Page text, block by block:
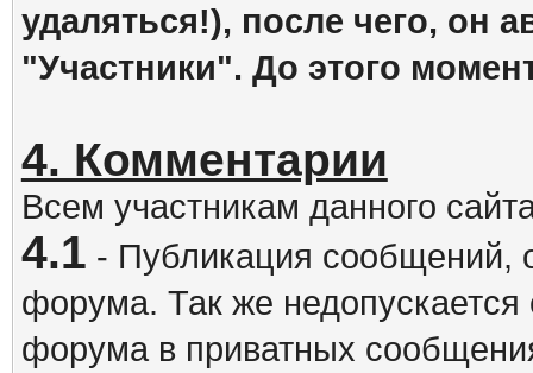
удаляться!), после чего, он
"Участники". До этого
4. Комментарии
Всем участникам данного
4.1 - Публикация сообщений,
форума. Так же недопускается
форума в приватных